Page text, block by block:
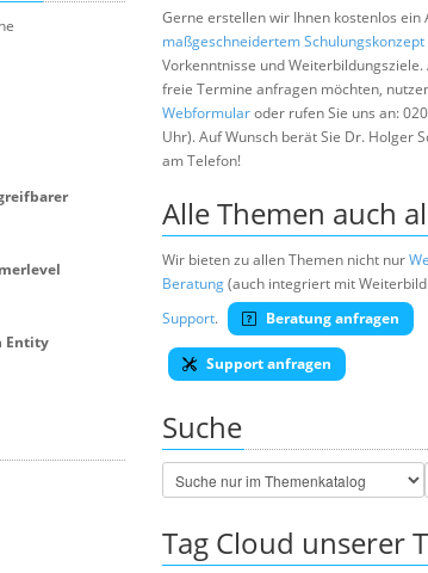
Entity
Gerne erstellen wir Ihnen kostenlos ein
maßgeschneidertem Schulungskonzept
Vorkenntnisse und Weiterbildungsziele.
freie Termine anfragen möchten,
Webformularoder rufen Sie uns an:
Uhr). Auf Wunsch berät Sie Dr. Holger
am Telefon!
Alle Themen auch
Wir bieten zu allen Themen nicht nur
Beratung(auch integriert mit
Support. Beratung anfragen
Support anfragen
Suche
Tag Cloud unserer